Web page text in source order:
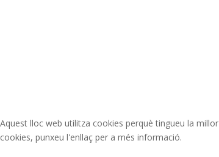
Aquest lloc web utilitza cookies perquè tingueu la
cookies, punxeu l'enllaç per a més informació.